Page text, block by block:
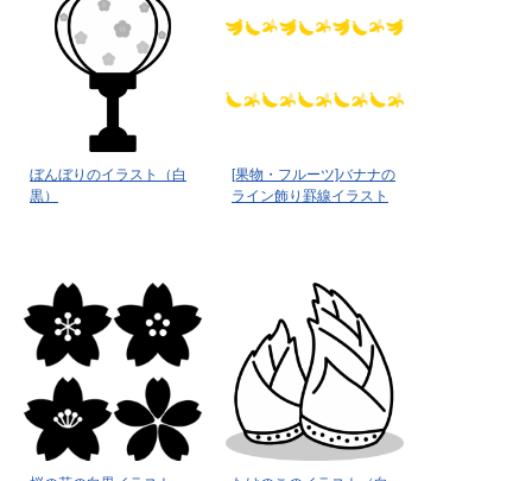
ぼんぼりのイラスト（白
黒）
[果物・フルーツ]バナナの
ライン飾り罫線イラスト